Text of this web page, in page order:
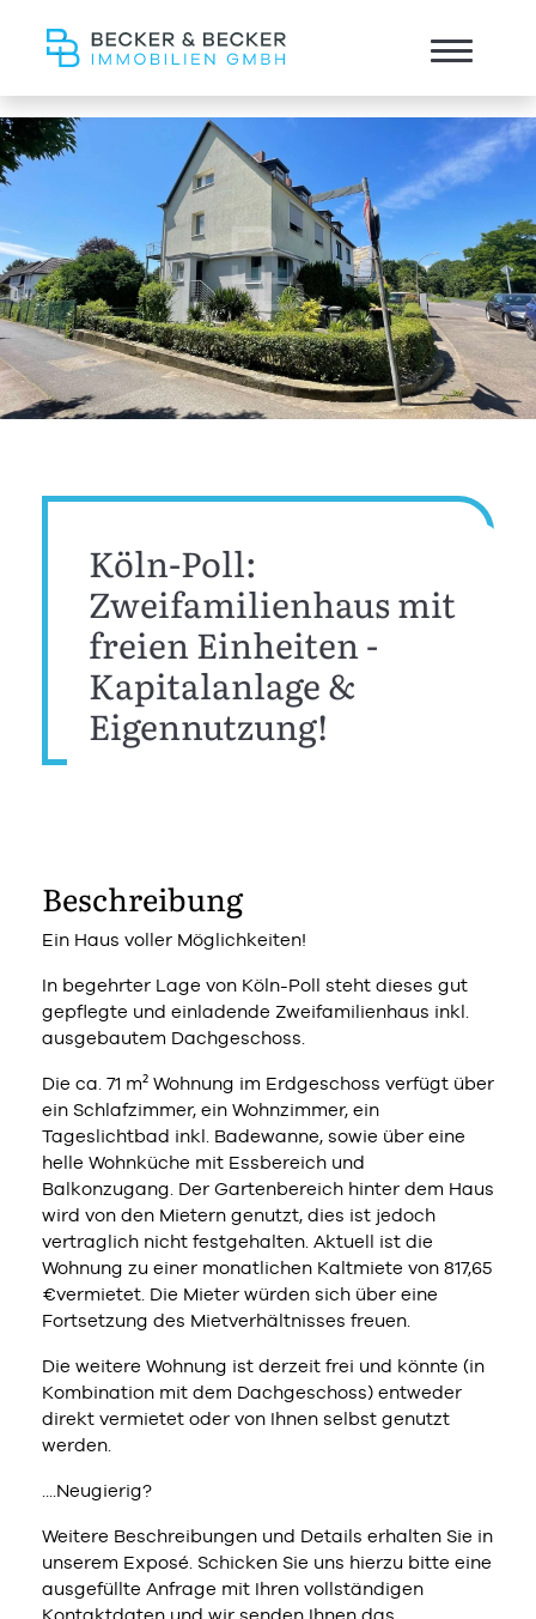
Köln-Poll:
Zweifamilienhaus mit
freien Einheiten -
Kapitalanlage &
Eigennutzung!
Beschreibung
Ein Haus voller Möglichkeiten!
In begehrter Lage von Köln-Poll steht dieses gut
gepflegte und einladende Zweifamilienhaus inkl.
ausgebautem Dachgeschoss.
Die ca. 71 m² Wohnung im Erdgeschoss verfügt über
ein Schlafzimmer, ein Wohnzimmer, ein
Tageslichtbad inkl. Badewanne, sowie über eine
helle Wohnküche mit Essbereich und
Balkonzugang. Der Gartenbereich hinter dem Haus
wird von den Mietern genutzt, dies ist jedoch
vertraglich nicht festgehalten. Aktuell ist die
Wohnung zu einer monatlichen Kaltmiete von 817,65
€vermietet. Die Mieter würden sich über eine
Fortsetzung des Mietverhältnisses freuen.
Die weitere Wohnung ist derzeit frei und könnte (in
Kombination mit dem Dachgeschoss) entweder
direkt vermietet oder von Ihnen selbst genutzt
werden.
....Neugierig?
Weitere Beschreibungen und Details erhalten Sie in
unserem Exposé. Schicken Sie uns hierzu bitte eine
ausgefüllte Anfrage mit Ihren vollständigen
Kontaktdaten und wir senden Ihnen das